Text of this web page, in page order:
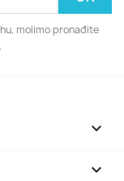
molimo pronađite

